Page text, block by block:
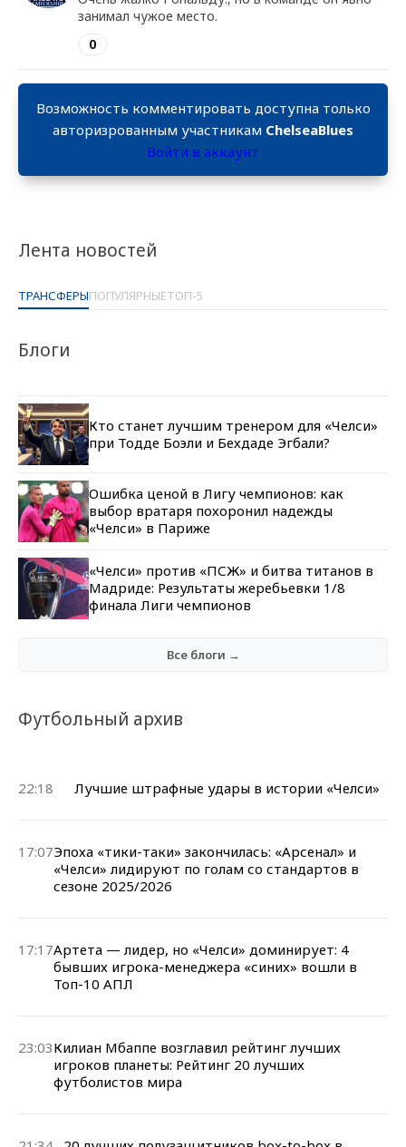
Лента новостей
ТРАНСФЕРЫПОПУЛЯРНЫЕТОП-5
Блоги
Кто станет лучшим тренером для «Челси»
при Тодде Боэли и Бехдаде Эгбали?
Ошибка ценой в Лигу чемпионов: как
выбор вратаря похоронил надежды
«Челси» в Париже
«Челси» против «ПСЖ» и битва титанов в
Мадриде: Результаты жеребьевки 1/8
финала Лиги чемпионов
Все блоги →
Футбольный архив
22:18 Лучшие штрафные удары в истории «Челси»
17:07Эпоха «тики-таки» закончилась: «Арсенал» и
«Челси» лидируют по голам со стандартов в
сезоне 2025/2026
17:17Артета — лидер, но «Челси» доминирует: 4
бывших игрока-менеджера «синих» вошли в
Топ-10 АПЛ
23:03Килиан Мбаппе возглавил рейтинг лучших
игроков планеты: Рейтинг 20 лучших
футболистов мира
занимал чужое место.
0
Возможность комментировать доступна только
авторизрованным участникам ChelseaBlues
Войти в аккаунт